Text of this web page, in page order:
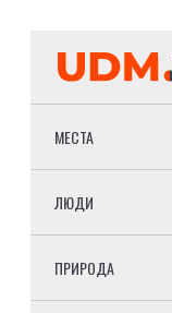
МЕСТА
ЛЮДИ
ПРИРОДА